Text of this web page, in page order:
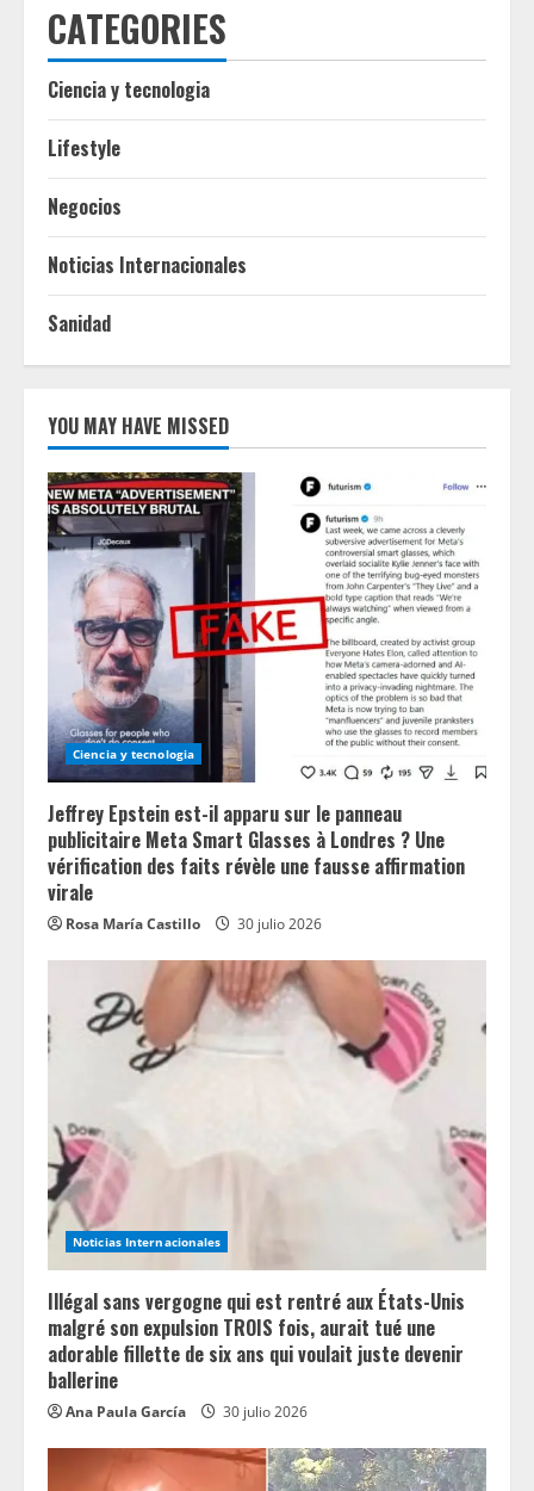
CATEGORIES
Ciencia y tecnologia
Lifestyle
Negocios
Noticias Internacionales
Sanidad
YOU MAY HAVE MISSED
Ciencia y tecnologia
Jeffrey Epstein est-il apparu sur le panneau
publicitaire Meta Smart Glasses à Londres ? Une
vérification des faits révèle une fausse affirmation
virale
Rosa María Castillo 30 julio 2026
Noticias Internacionales
Illégal sans vergogne qui est rentré aux États-Unis
malgré son expulsion TROIS fois, aurait tué une
adorable fillette de six ans qui voulait juste devenir
ballerine
Ana Paula García 30 julio 2026